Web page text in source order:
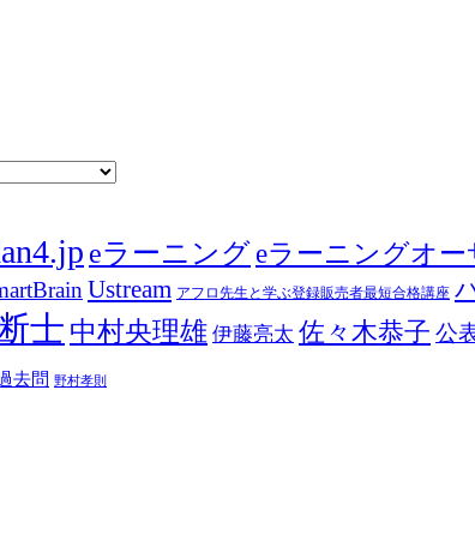
eラーニング eラーニングオ
Ustream アフロ先生と学ぶ登録販売者最短合格講座
士 中村央理雄 伊藤亮太 佐々木恭子 公
去問 野村孝則